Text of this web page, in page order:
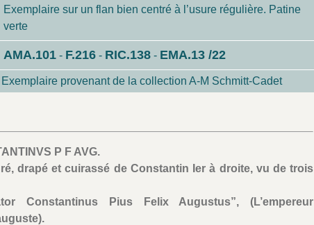
Exemplaire sur un flan bien centré à l’usure régulière. Patine
verte
AMA.101 - F.216 - RIC.138 - EMA.13 /22
Exemplaire provenant de la collection A-M Schmitt-Cadet
P F AVG.
drapé et cuirassé de Constantin Ier à droite, vu de trois
Constantinus Pius Felix Augustus”, (L’empereur